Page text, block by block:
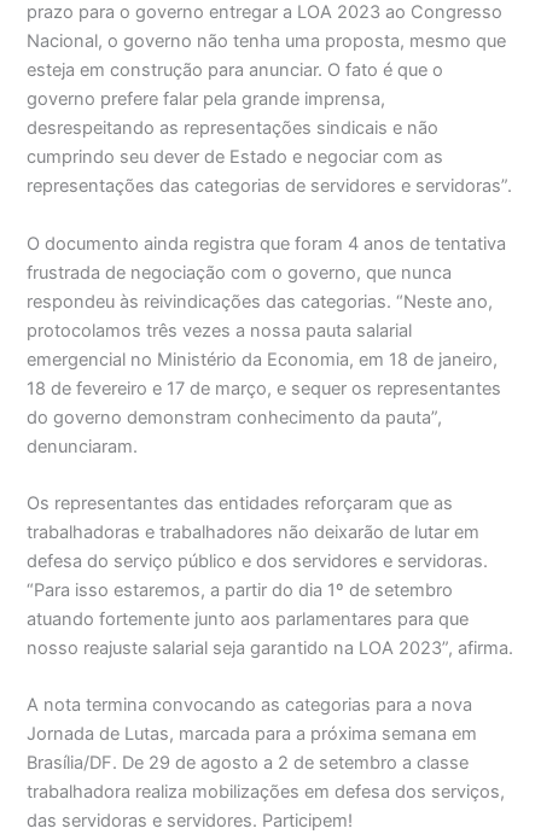
prazo para o governo entregar a LOA 2023 ao Congresso
Nacional, o governo não tenha uma proposta, mesmo que
esteja em construção para anunciar. O fato é que o
governo prefere falar pela grande imprensa,
desrespeitando as representações sindicais e não
cumprindo seu dever de Estado e negociar com as
representações das categorias de servidores e servidoras”.
O documento ainda registra que foram 4 anos de tentativa
frustrada de negociação com o governo, que nunca
respondeu às reivindicações das categorias. “Neste ano,
protocolamos três vezes a nossa pauta salarial
emergencial no Ministério da Economia, em 18 de janeiro,
18 de fevereiro e 17 de março, e sequer os representantes
do governo demonstram conhecimento da pauta”,
denunciaram.
Os representantes das entidades reforçaram que as
trabalhadoras e trabalhadores não deixarão de lutar em
defesa do serviço público e dos servidores e servidoras.
“Para isso estaremos, a partir do dia 1º de setembro
atuando fortemente junto aos parlamentares para que
nosso reajuste salarial seja garantido na LOA 2023”, afirma.
A nota termina convocando as categorias para a nova
Jornada de Lutas, marcada para a próxima semana em
Brasília/DF. De 29 de agosto a 2 de setembro a classe
trabalhadora realiza mobilizações em defesa dos serviços,
das servidoras e servidores. Participem!